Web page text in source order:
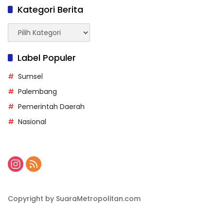
Kategori Berita
Kategori
Berita
Label Populer
Sumsel
Palembang
Pemerintah Daerah
Nasional
Copyright by SuaraMetropolitan.com